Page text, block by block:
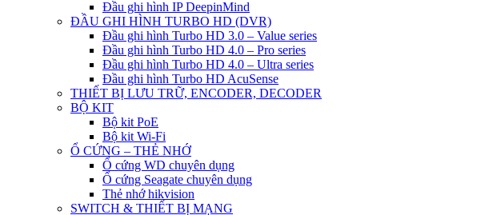
Đầu ghi hình IP DeepinMind
ĐẦU GHI HÌNH TURBO HD (DVR)
Đầu ghi hình Turbo HD 3.0 – Value series
Đầu ghi hình Turbo HD 4.0 – Pro series
Đầu ghi hình Turbo HD 4.0 – Ultra series
Đầu ghi hình Turbo HD AcuSense
THIẾT BỊ LƯU TRỮ, ENCODER, DECODER
BỘ KIT
Bộ kit PoE
Bộ kit Wi-Fi
Ổ CỨNG – THẺ NHỚ
Ổ cứng WD chuyên dụng
Ổ cứng Seagate chuyên dụng
Thẻ nhớ hikvision
SWITCH & THIẾT BỊ MẠNG